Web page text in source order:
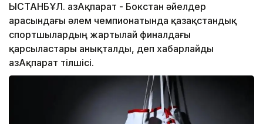
ЫСТАНБҰЛ. ҚазАқпарат - Бокстан әйелдер
арасындағы әлем чемпионатында қазақстандық
спортшылардың жартылай финалдағы
қарсыластары анықталды, деп хабарлайды
ҚазАқпарат тілшісі.